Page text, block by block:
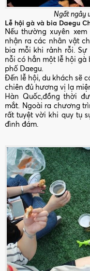
Ngất ngây
Lễ hội gà và bia Daegu
Nếu thường xuyên
nhận ra các nhân vật
bia mỗi khi rảnh rỗi.
nỗi có hẳn một lễ hội
phố Daegu.
Đến lễ hội, du khách sẽ
chiên đủ hương vị lạ
Hàn Quốc,đồng thời
mắt. Ngoài ra chương
rất tuyệt vời khi quy tụ
đình đám.